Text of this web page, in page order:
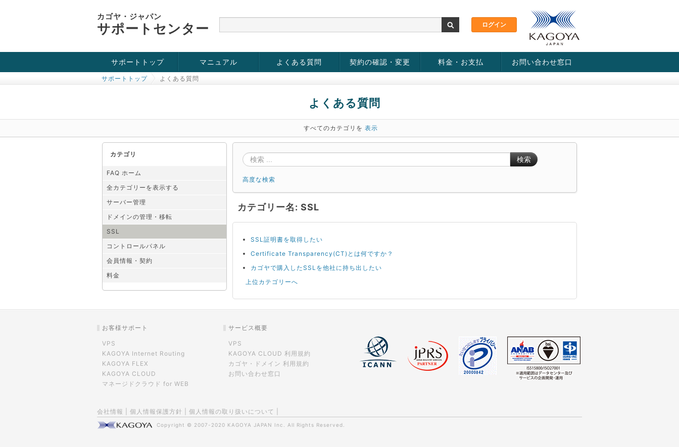
カゴヤ・ジャパン
サポートセンター
サポートトップ
お役立ち情報
チュートリアル
障害・メンテナンス情報
マニュアル よくある質問 契約の確認・変更 料金・お支払 お問い合わせ窓口
サポートトップ よくある質問
よくある質問
すべてのカテゴリを 表示
カテゴリ
FAQ ホーム
全カテゴリーを表示する
サーバー管理
ドメインの管理・移転
SSL
コントロールパネル
会員情報・契約
料金
検索
高度な検索
カテゴリー名: SSL
SSL証明書を取得したい
Certificate Transparency(CT)とは何ですか？
カゴヤで購入したSSLを他社に持ち出したい
上位カテゴリーへ
お客様サポート
VPS
KAGOYA Internet Routing
KAGOYA FLEX
KAGOYA CLOUD
マネージドクラウド for WEB
サービス概要
VPS
KAGOYA CLOUD 利用規約
カゴヤ・ドメイン 利用規約
お問い合わせ窓口
会社情報 個人情報保護方針 個人情報の取り扱いについて
Copyright © 2007-2020 KAGOYA JAPAN Inc. All Rights Reserved.